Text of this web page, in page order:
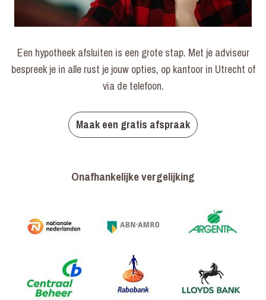
Een hypotheek afsluiten is een grote stap. Met je adviseur
bespreek je in alle rust je jouw opties, op kantoor in Utrecht of
via de telefoon.
Maak een gratis afspraak
Onafhankelijke vergelijking